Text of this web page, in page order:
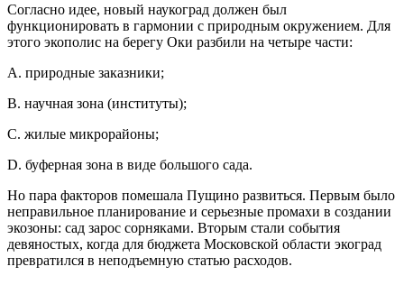
Согласно идее, новый наукоград должен был
функционировать в гармонии с природным окружением. Для
этого экополис на берегу Оки разбили на четыре части:
A. природные заказники;
B. научная зона (институты);
C. жилые микрорайоны;
D. буферная зона в виде большого сада.
Но пара факторов помешала Пущино развиться. Первым было
неправильное планирование и серьезные промахи в создании
экозоны: сад зарос сорняками. Вторым стали события
девяностых, когда для бюджета Московской области экоград
превратился в неподъемную статью расходов.